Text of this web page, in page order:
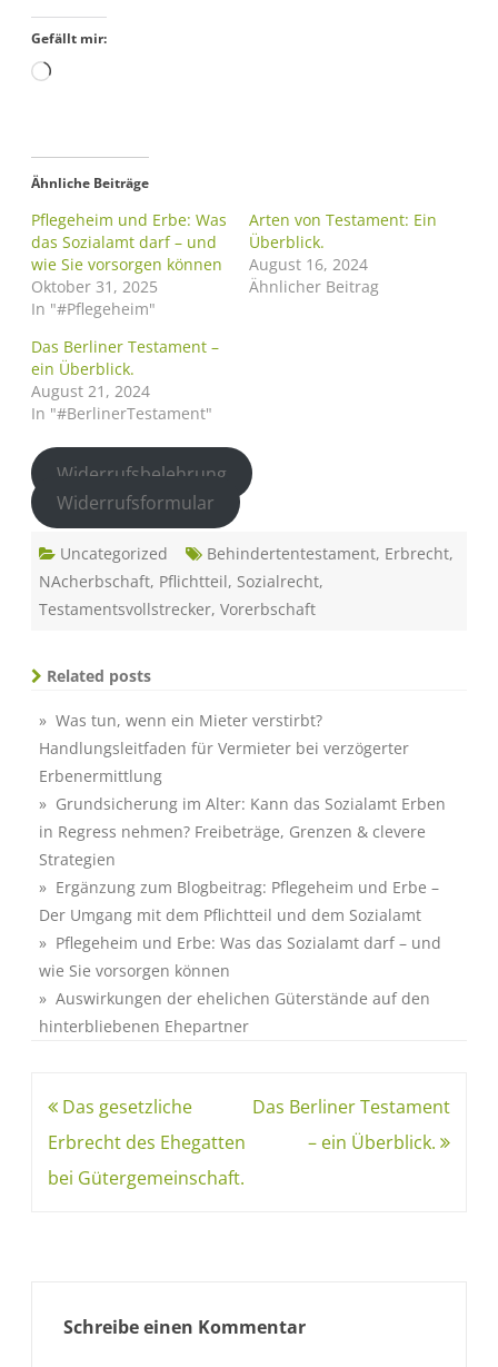
Gefällt mir:
Ähnliche Beiträge
Pflegeheim und Erbe: Was
das Sozialamt darf – und
wie Sie vorsorgen können
Oktober 31, 2025
In "#Pflegeheim"
Arten von Testament: Ein
Überblick.
August 16, 2024
Ähnlicher Beitrag
Das Berliner Testament –
ein Überblick.
August 21, 2024
In "#BerlinerTestament"
Widerrufsbelehrung
Widerrufsformular
Uncategorized Behindertentestament, Erbrecht,
NAcherbschaft, Pflichtteil, Sozialrecht,
Testamentsvollstrecker, Vorerbschaft
Related posts
» Was tun, wenn ein Mieter verstirbt?
Handlungsleitfaden für Vermieter bei verzögerter
Erbenermittlung
» Grundsicherung im Alter: Kann das Sozialamt Erben
in Regress nehmen? Freibeträge, Grenzen & clevere
Strategien
» Ergänzung zum Blogbeitrag: Pflegeheim und Erbe –
Der Umgang mit dem Pflichtteil und dem Sozialamt
» Pflegeheim und Erbe: Was das Sozialamt darf – und
wie Sie vorsorgen können
» Auswirkungen der ehelichen Güterstände auf den
hinterbliebenen Ehepartner
Das gesetzliche
Erbrecht des Ehegatten
bei Gütergemeinschaft.
Das Berliner Testament
– ein Überblick.
Schreibe einen Kommentar